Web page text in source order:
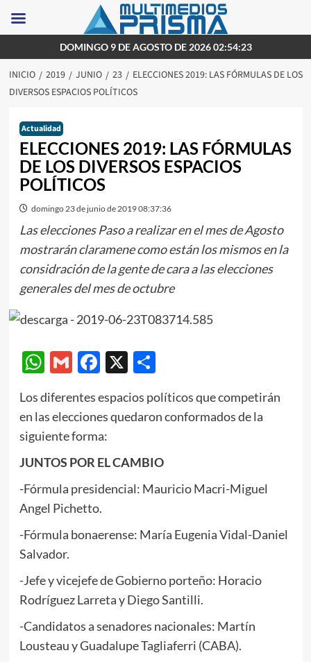
al
contenido
DOMINGO 9 DE AGOSTO DE 2026 02:54:23
INICIO 2019 JUNIO 23
ELECCIONES 2019: LAS FÓRMULAS DE LOS
DIVERSOS ESPACIOS POLÍTICOS
Actualidad
ELECCIONES 2019: LAS FÓRMULAS
DE LOS DIVERSOS ESPACIOS
POLÍTICOS
domingo 23 de junio de 2019 08:37:36
Las elecciones Paso a realizar en el mes de Agosto
mostrarán claramene como están los mismos en la
considración de la gente de cara a las elecciones
generales del mes de octubre
WhatsApp
GmailFacebook
X Compartir
Los diferentes espacios políticos que competirán
en las elecciones quedaron conformados de la
siguiente forma:
JUNTOS POR EL CAMBIO
-Fórmula presidencial: Mauricio Macri-Miguel
Angel Pichetto.
-Fórmula bonaerense: María Eugenia Vidal-Daniel
Salvador.
-Jefe y vicejefe de Gobierno porteño: Horacio
Rodríguez Larreta y Diego Santilli.
-Candidatos a senadores nacionales: Martín
Lousteau y Guadalupe Tagliaferri (CABA).